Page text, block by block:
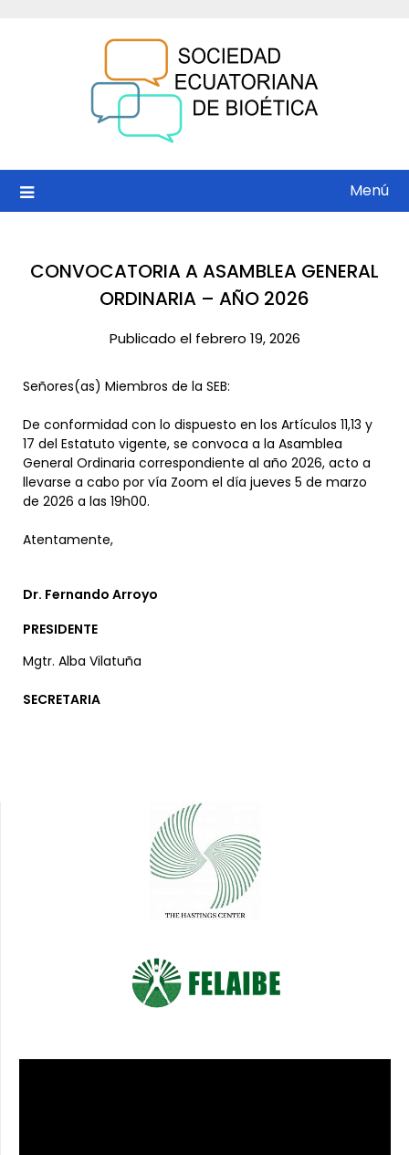
Menú
CONVOCATORIA A ASAMBLEA GENERAL
ORDINARIA – AÑO 2026
Publicado el febrero 19, 2026
Señores(as) Miembros de la SEB:
De conformidad con lo dispuesto en los Artículos 11,13 y
17 del Estatuto vigente, se convoca a la Asamblea
General Ordinaria correspondiente al año 2026, acto a
llevarse a cabo por vía Zoom el día jueves 5 de marzo
de 2026 a las 19h00.
Atentamente,
Dr. Fernando Arroyo
PRESIDENTE
Mgtr. Alba Vilatuña
SECRETARIA